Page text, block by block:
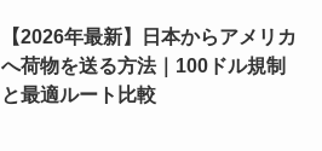
【2026年最新】日本からアメリカ
へ荷物を送る方法｜100ドル規制
と最適ルート比較